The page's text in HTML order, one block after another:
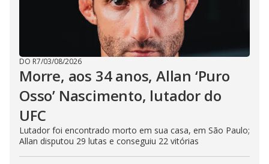
DO R7/03/08/2026
Morre, aos 34 anos, Allan ‘Puro
Osso’ Nascimento, lutador do
UFC
Lutador foi encontrado morto em sua casa, em São Paulo;
Allan disputou 29 lutas e conseguiu 22 vitórias